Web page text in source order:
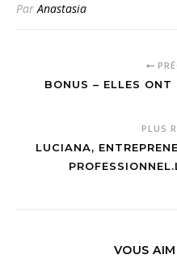
ParAnastasia
BONUS – ELLES ONT
PLUS
LUCIANA,
VOUS